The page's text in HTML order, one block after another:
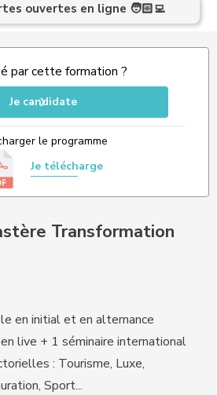
ouvertes en ligne 🧑🏻‍💻
par cette formation ?
Je candidate
le programme
Je télécharge
Transformation
en initial et en alternance
live + 1 séminaire international
: Tourisme, Luxe,
Sport...